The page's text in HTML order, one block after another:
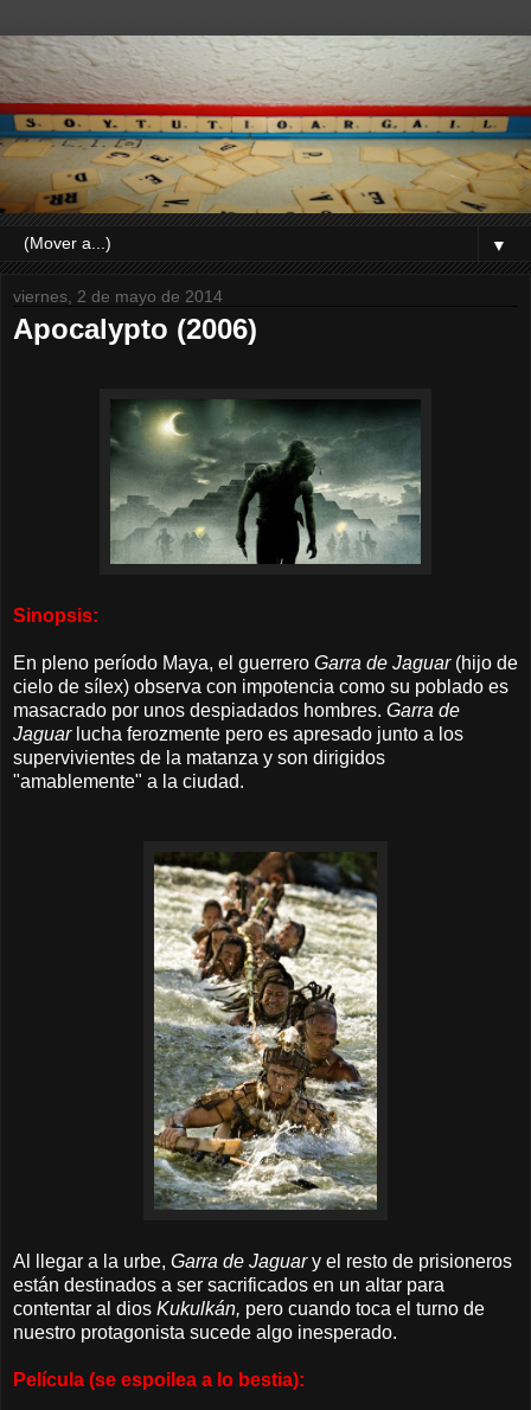
▼
viernes, 2 de mayo de 2014
Apocalypto (2006)
Sinopsis:
En pleno período Maya, el guerrero Garra de Jaguar (hijo de
cielo de sílex) observa con impotencia como su poblado es
masacrado por unos despiadados hombres. Garra de
Jaguar lucha ferozmente pero es apresado junto a los
supervivientes de la matanza y son dirigidos
"amablemente" a la ciudad.
Al llegar a la urbe, Garra de Jaguary el resto de prisioneros
están destinados a ser sacrificados en un altar para
contentar al dios Kukulkán, pero cuando toca el turno de
nuestro protagonista sucede algo inesperado.
Película (se espoilea a lo bestia):